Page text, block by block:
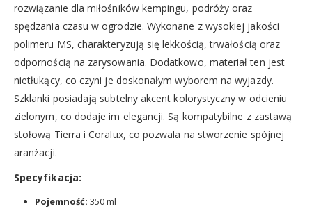
rozwiązanie dla miłośników kempingu, podróży oraz
spędzania czasu w ogrodzie. Wykonane z wysokiej jakości
polimeru MS, charakteryzują się lekkością, trwałością oraz
odpornością na zarysowania. Dodatkowo, materiał ten jest
nietłukący, co czyni je doskonałym wyborem na wyjazdy.
Szklanki posiadają subtelny akcent kolorystyczny w odcieniu
zielonym, co dodaje im elegancji. Są kompatybilne z zastawą
stołową Tierra i Coralux, co pozwala na stworzenie spójnej
aranżacji.
Specyfikacja:
Pojemność: 350 ml